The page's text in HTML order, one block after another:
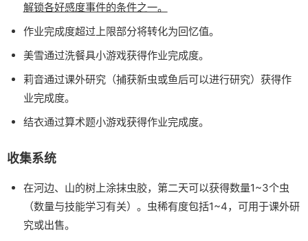
解锁各好感度事件的条件之一。
作业完成度超过上限部分将转化为回忆值。
美雪通过洗餐具小游戏获得作业完成度。
莉音通过课外研究（捕获新虫或鱼后可以进行研究）获得作
业完成度。
结衣通过算术题小游戏获得作业完成度。
收集系统
在河边、山的树上涂抹虫胶，第二天可以获得数量1~3个虫
（数量与技能学习有关）。虫稀有度包括1~4，可用于课外研
究或出售。